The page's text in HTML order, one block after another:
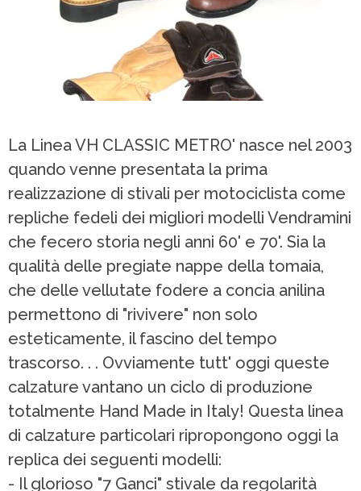
La Linea VH CLASSIC METRO' nasce nel 2003
quando venne presentata la prima
realizzazione di stivali per motociclista come
repliche fedeli dei migliori modelli Vendramini
che fecero storia negli anni 60' e 70'. Sia la
qualità delle pregiate nappe della tomaia,
che delle vellutate fodere a concia anilina
permettono di "rivivere" non solo
esteticamente, il fascino del tempo
trascorso. . . Ovviamente tutt' oggi queste
calzature vantano un ciclo di produzione
totalmente Hand Made in Italy! Questa linea
di calzature particolari ripropongono oggi la
replica dei seguenti modelli:
- Il glorioso "7 Ganci" stivale da regolarità